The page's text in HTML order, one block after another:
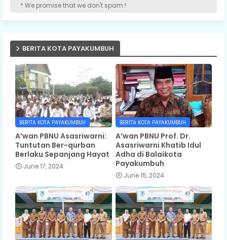
* We promise that we don't spam !
BERITA KOTA PAYAKUMBUH
BERITA KOTA PAYAKUMBUH
A’wan PBNU Asasriwarni:
Tuntutan Ber-qurban
Berlaku Sepanjang Hayat
June 17, 2024
BERITA KOTA PAYAKUMBUH
A’wan PBNU Prof. Dr.
Asasriwarni Khatib Idul
Adha di Balaikota
Payakumbuh
June 15, 2024